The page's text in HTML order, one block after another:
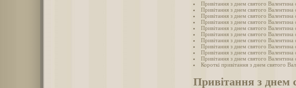
Привітання з днем святого Валентина
Привітання з днем святого Валентина
Привітання з днем святого Валентина
Привітання з днем святого
Привітання з днем святого Валентина
Привітання з днем святого
Привітання з днем святого Валентина
Привітання з днем святого
Привітання з днем святого Валентина
Привітання з днем святого Валентина
Короткі привітання з днем святого
Привітання з днем